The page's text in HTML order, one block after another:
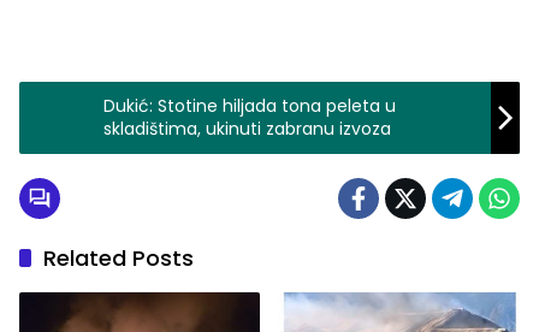
Dukić: Stotine hiljada tona peleta u
skladištima, ukinuti zabranu izvoza
Related Posts